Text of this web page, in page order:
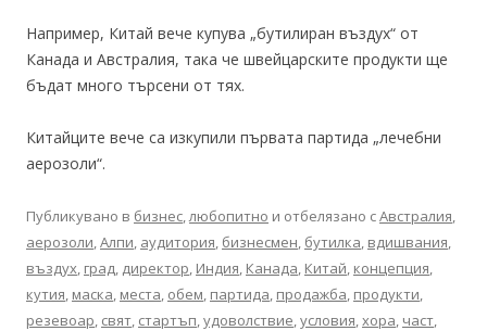
Например, Китай вече купува „бутилиран въздух“ от
Канада и Австралия, така че швейцарските продукти ще
бъдат много търсени от тях.
Китайците вече са изкупили първата партида „лечебни
аерозоли“.
Публикувано в бизнес,любопитно и отбелязано сАвстралия,
аерозоли,Алпи, аудитория, бизнесмен, бутилка, вдишвания,
въздух, град, директор, Индия, Канада, Китай, концепция,
кутия, маска, места, обем, партида, продажба, продукти,
резевоар, свят, стартъп,удоволствие,условия,хора, част,